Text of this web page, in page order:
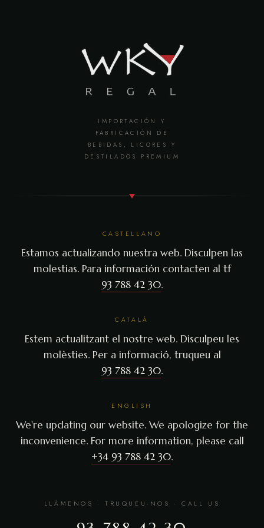
IMPORTACIÓN Y
FABRICACIÓN DE
BEBIDAS, LICORES Y
DESTILADOS PREMIUM
CASTELLANO
Estamos actualizando nuestra web. Disculpen las
molestias. Para información contacten al tf
93 788 42 30.
CATALÀ
Estem actualitzant el nostre web. Disculpeu les
molèsties. Per a informació, truqueu al
93 788 42 30.
ENGLISH
We're updating our website. We apologize for the
inconvenience. For more information, please call
+34 93 788 42 30.
LLÁMENOS · TRUQUEU-NOS · CALL US